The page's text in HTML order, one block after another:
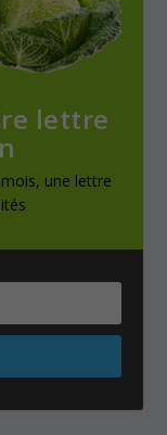
lettre
une lettre